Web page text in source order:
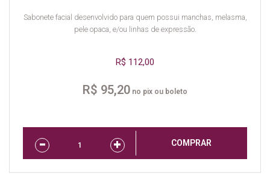
Sabonete facial desenvolvido para quem possui manchas, melasma,
pele opaca, e/ou linhas de expressão.
R$ 112,00
R$ 95,20 no pix ou boleto
COMPRAR